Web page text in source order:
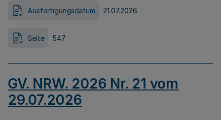
Ausfertigungsdatum 21.07.2026
Seite 547
GV. NRW. 2026 Nr. 21 vom
29.07.2026